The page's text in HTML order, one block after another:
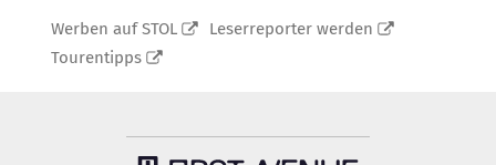
Werben auf STOL
Leserreporter werden
Tourentipps